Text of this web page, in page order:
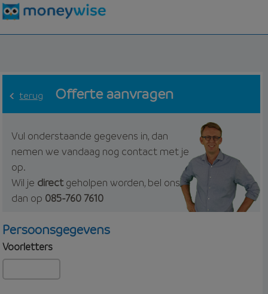
terug Offerte aanvragen
Vul onderstaande gegevens in, dan
nemen we vandaag nog contact met je
op.
Wil je directgeholpen worden, bel ons
dan op 085-760 7610
Persoonsgegevens
Voorletters